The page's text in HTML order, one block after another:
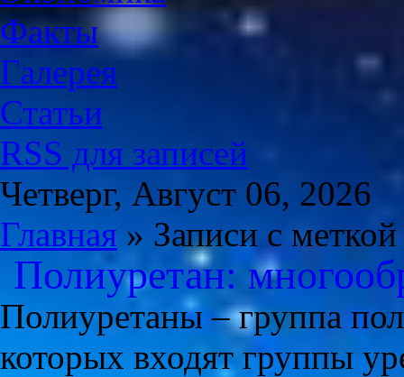
Факты
Галерея
Статьи
RSS для записей
Четверг, Август 06, 2026
Главная » Записи с
Полиуретан:
Полиуретаны – группа
которых входят группы